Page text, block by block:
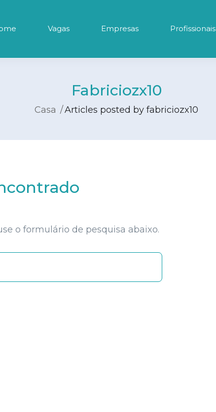
Vagas Empresas Profissionais
Fabriciozx10
Casa Articles posted by fabriciozx10
o formulário de pesquisa abaixo.